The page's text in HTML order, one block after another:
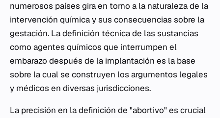
numerosos países gira en torno a la naturaleza de la
intervención química y sus consecuencias sobre la
gestación. La definición técnica de las sustancias
como agentes químicos que interrumpen el
embarazo después de la implantación es la base
sobre la cual se construyen los argumentos legales
y médicos en diversas jurisdicciones.
La precisión en la definición de "abortivo" es crucial